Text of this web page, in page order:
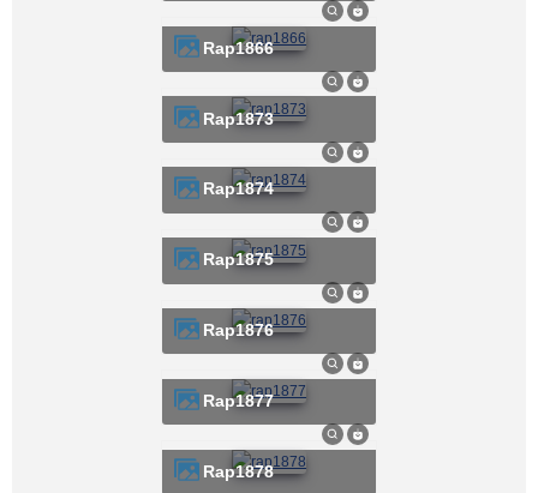
rap1866
rap1873
rap1874
rap1875
rap1876
rap1877
rap1878